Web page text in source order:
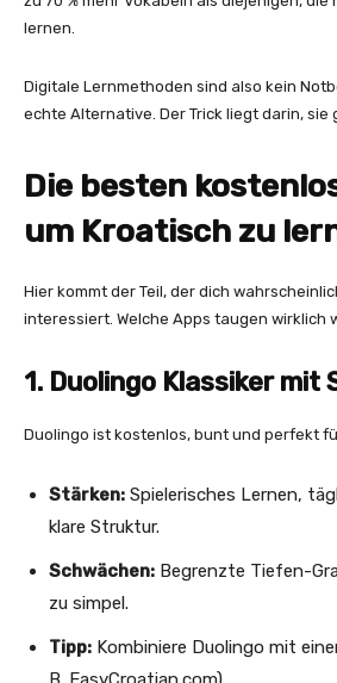
lernen.
Digitale Lernmethoden sind also kein
echte Alternative. Der Trick liegt darin, sie
Die besten
um Kroatisch zu
Hier kommt der Teil, der dich
interessiert. Welche Apps taugen wirklich
1. Duolingo Klassiker
Duolingo ist kostenlos, bunt und perfekt
Stärken: Spielerisches Lernen,
klare Struktur.
Schwächen: Begrenzte Tiefen-
zu simpel.
Tipp: Kombiniere Duolingo mit